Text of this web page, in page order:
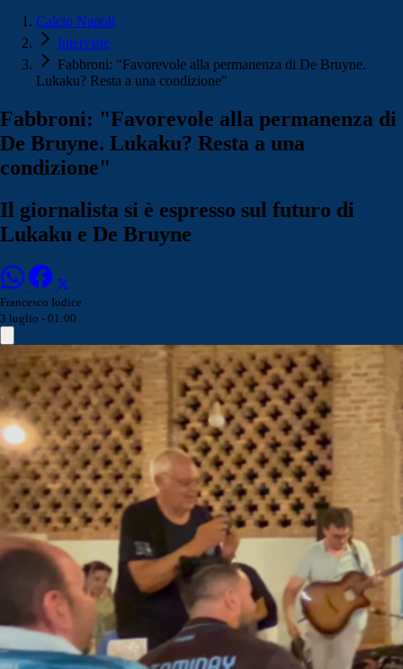
Calcio Napoli
Interviste
Fabbroni: "Favorevole alla permanenza di De Bruyne.
Lukaku? Resta a una condizione"
Fabbroni: "Favorevole alla permanenza di
De Bruyne. Lukaku? Resta a una
condizione"
Il giornalista si è espresso sul futuro di
Lukaku e De Bruyne
Francesco Iodice
3 luglio - 01:00